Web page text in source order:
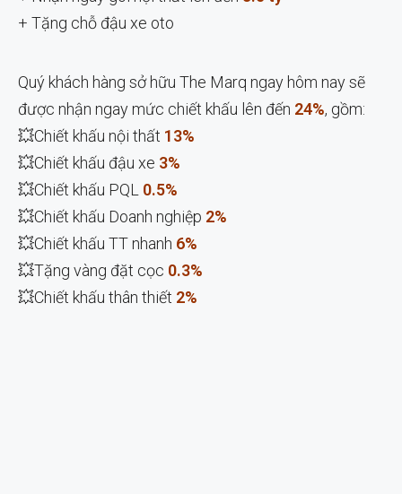
+ Tặng chỗ đậu xe oto
Quý khách hàng sở hữu The Marq ngay hôm nay sẽ
được nhận ngay mức chiết khấu lên đến 24%, gồm:
💥Chiết khấu nội thất 13%
💥Chiết khấu đậu xe 3%
💥Chiết khấu PQL 0.5%
💥Chiết khấu Doanh nghiệp 2%
💥Chiết khấu TT nhanh 6%
💥Tặng vàng đặt cọc 0.3%
💥Chiết khấu thân thiết 2%